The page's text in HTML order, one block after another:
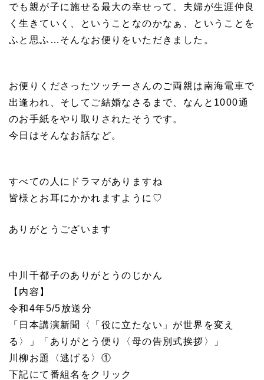
でも親が子に施せる最大の幸せって、夫婦が生涯仲良
く生きていく、ということなのかなぁ、ということを
ふと思ふ…そんなお便りをいただきました。
お便りくださったツッチーさんのご両親は南海電車で
出逢われ、そしてご結婚なさるまで、なんと1000通
のお手紙をやり取りされたそうです。
今日はそんなお話など。
すべての人にドラマがありますね
皆様とお耳にかかれますように♡
ありがとうございます
中川千都子のありがとうのじかん
【内容】
令和4年5/5放送分
「日本講演新聞〈「役に立たない」が世界を変え
る〉」「ありがとう便り〈母の告別式挨拶〉」
川柳お題〈逃げる〉①
下記にて番組名をクリック